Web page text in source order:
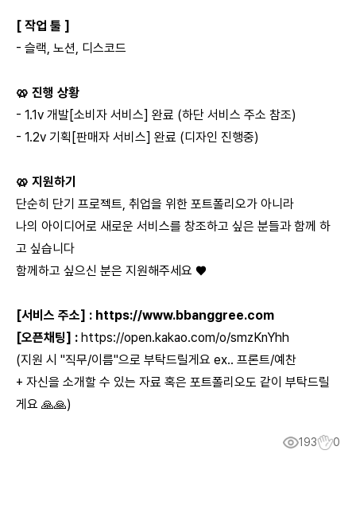
[ 작업 툴 ]
- 슬랙, 노션, 디스코드
🥨 진행 상황
- 1.1v 개발[소비자 서비스] 완료 (하단 서비스 주소 참조)
- 1.2v 기획[판매자 서비스] 완료 (디자인 진행중)
🥨 지원하기
단순히 단기 프로젝트, 취업을 위한 포트폴리오가 아니라
나의 아이디어로 새로운 서비스를 창조하고 싶은 분들과 함께 하
고 싶습니다
함께하고 싶으신 분은 지원해주세요 ♥
[서비스 주소] : https://www.bbanggree.com
[오픈채팅] : https://open.kakao.com/o/smzKnYhh
(지원 시 "직무/이름"으로 부탁드릴게요 ex.. 프론트/예찬
+ 자신을 소개할 수 있는 자료 혹은 포트폴리오도 같이 부탁드릴
게요 🙏🙏)
193 0